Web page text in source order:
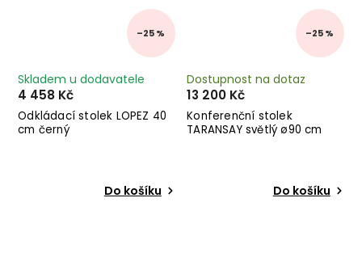
–25 %
Odkládací stolek LOPEZ 40
cm černý
Skladem u dodavatele
4 458 Kč
Do košíku
–25 %
Konferenční stolek
TARANSAY světlý ø90 cm
Dostupnost na dotaz
13 200 Kč
Do košíku